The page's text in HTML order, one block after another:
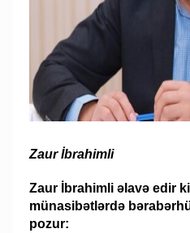
Zaur İbrahimli
Zaur İbrahimli əlavə edir
münasibətlərdə
pozur: